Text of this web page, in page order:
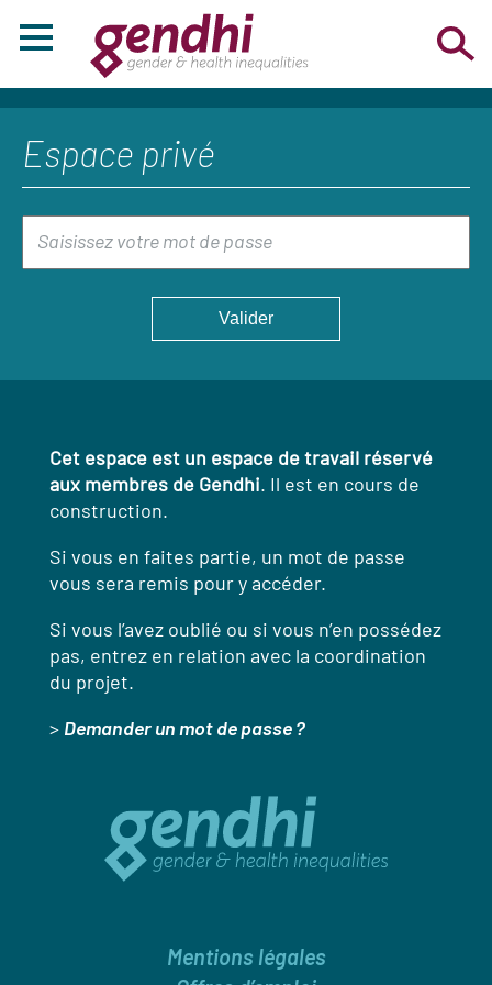
Espace privé
Cet espace est un espace de travail réservé
aux membres de Gendhi. Il est en cours de
construction.
Si vous en faites partie, un mot de passe
vous sera remis pour y accéder.
Si vous l’avez oublié ou si vous n’en possédez
pas, entrez en relation avec la coordination
du projet.
> Demander un mot de passe ?
Mentions légales